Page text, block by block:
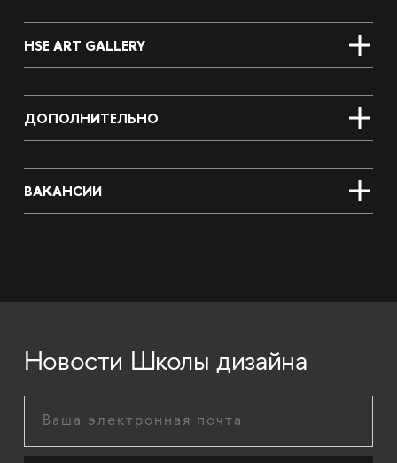
HSE ART GALLERY
ДОПОЛНИТЕЛЬНО
ВАКАНСИИ
Новости Школы дизайна